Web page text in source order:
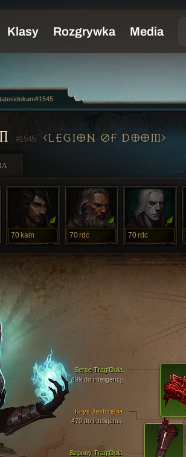
#1545 LEGION 0F DOOM
70 kam 70rdc 70rdc
Kirys Jastrzębia
470 do inteligencji
Szpony Trag'Oula
Serce Trag'Oula
499 do inteligencji